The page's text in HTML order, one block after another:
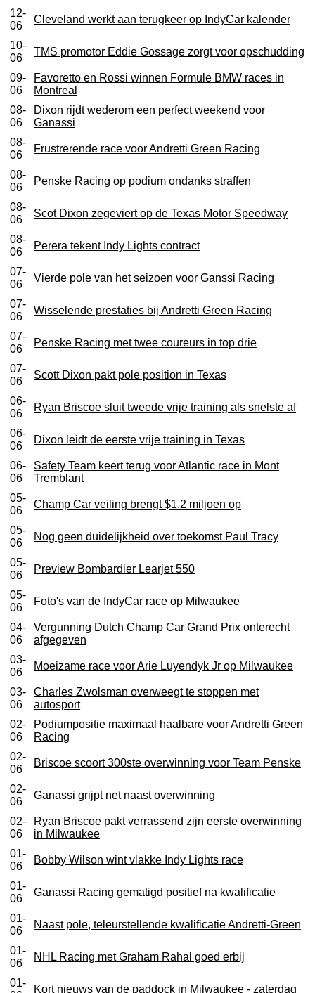
12-
06
Cleveland werkt aan terugkeer op IndyCar kalender
10-
06
TMS promotor Eddie Gossage zorgt voor opschudding
09-
06
Favoretto en Rossi winnen Formule BMW races in
Montreal
08-
06
Dixon rijdt wederom een perfect weekend voor
Ganassi
08-
06
Frustrerende race voor Andretti Green Racing
08-
06
Penske Racing op podium ondanks straffen
08-
06
Scot Dixon zegeviert op de Texas Motor Speedway
08-
06
Perera tekent Indy Lights contract
07-
06
Vierde pole van het seizoen voor Ganssi Racing
07-
06
Wisselende prestaties bij Andretti Green Racing
07-
06
Penske Racing met twee coureurs in top drie
07-
06
Scott Dixon pakt pole position in Texas
06-
06
Ryan Briscoe sluit tweede vrije training als snelste af
06-
06
Dixon leidt de eerste vrije training in Texas
06-
06
Safety Team keert terug voor Atlantic race in Mont
Tremblant
05-
06
Champ Car veiling brengt $1.2 miljoen op
05-
06
Nog geen duidelijkheid over toekomst Paul Tracy
05-
06
Preview Bombardier Learjet 550
05-
06
Foto's van de IndyCar race op Milwaukee
04-
06
Vergunning Dutch Champ Car Grand Prix onterecht
afgegeven
03-
06
Moeizame race voor Arie Luyendyk Jr op Milwaukee
03-
06
Charles Zwolsman overweegt te stoppen met
autosport
02-
06
Podiumpositie maximaal haalbare voor Andretti Green
Racing
02-
06
Briscoe scoort 300ste overwinning voor Team Penske
02-
06
Ganassi grijpt net naast overwinning
02-
06
Ryan Briscoe pakt verrassend zijn eerste overwinning
in Milwaukee
01-
06
Bobby Wilson wint vlakke Indy Lights race
01-
06
Ganassi Racing gematigd positief na kwalificatie
01-
06
Naast pole, teleurstellende kwalificatie Andretti-Green
01-
06
NHL Racing met Graham Rahal goed erbij
01-
Kort nieuws van de paddock in Milwaukee - zaterdag